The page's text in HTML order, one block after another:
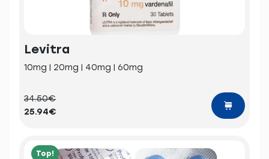
Levitra
10mg | 20mg | 40mg | 60mg
34.50€
25.94€
Top!